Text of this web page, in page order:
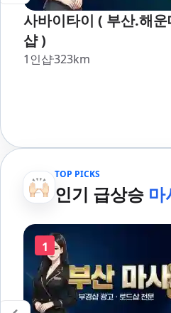
사바이타이 ( 부산.해운
샵 )
1인샵323km
TOP PICKS
인기 급상승 마
1